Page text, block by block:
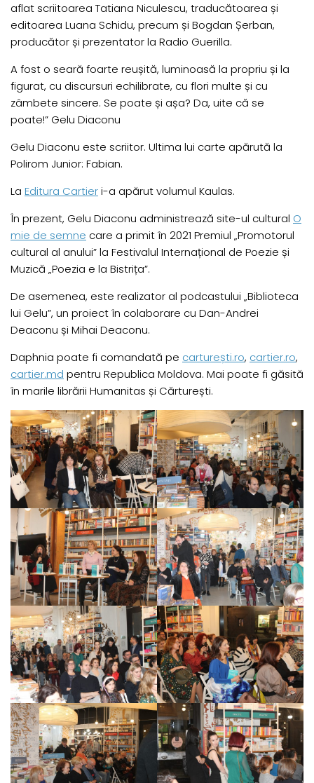
aflat scriitoarea Tatiana Niculescu, traducătoarea și
editoarea Luana Schidu, precum și Bogdan Șerban,
producător și prezentator la Radio Guerilla.
A fost o seară foarte reușită, luminoasă la propriu și la
figurat, cu discursuri echilibrate, cu flori multe și cu
zâmbete sincere. Se poate și așa? Da, uite că se
poate!” Gelu Diaconu
Gelu Diaconu este scriitor. Ultima lui carte apărută la
Polirom Junior: Fabian.
La Editura Cartieri-a apărut volumul Kaulas.
În prezent, Gelu Diaconu administrează site-ul cultural O
mie de semne care a primit în 2021 Premiul „Promotorul
cultural al anului” la Festivalul Internațional de Poezie și
Muzică „Poezia e la Bistrița”.
De asemenea, este realizator al podcastului „Biblioteca
lui Gelu”, un proiect în colaborare cu Dan-Andrei
Deaconu și Mihai Deaconu.
Daphnia poate fi comandată pe carturești.ro, cartier.ro,
cartier.md pentru Republica Moldova. Mai poate fi găsită
în marile librării Humanitas și Cărturești.